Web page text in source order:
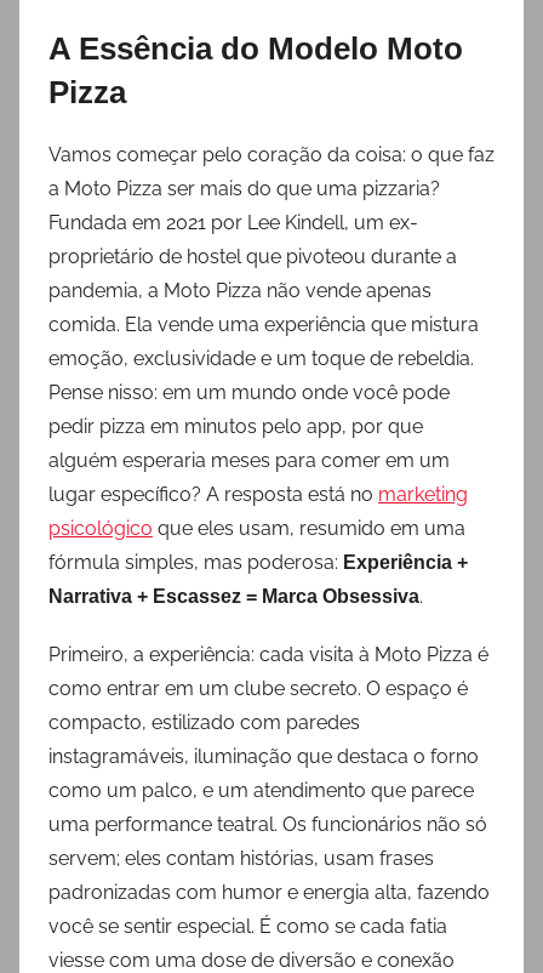
A Essência do Modelo Moto
Pizza
Vamos começar pelo coração da coisa: o que faz
a Moto Pizza ser mais do que uma pizzaria?
Fundada em 2021 por Lee Kindell, um ex-
proprietário de hostel que pivoteou durante a
pandemia, a Moto Pizza não vende apenas
comida. Ela vende uma experiência que mistura
emoção, exclusividade e um toque de rebeldia.
Pense nisso: em um mundo onde você pode
pedir pizza em minutos pelo app, por que
alguém esperaria meses para comer em um
lugar específico? A resposta está no marketing
psicológico que eles usam, resumido em uma
fórmula simples, mas poderosa: Experiência +
Narrativa + Escassez = Marca Obsessiva.
Primeiro, a experiência: cada visita à Moto Pizza é
como entrar em um clube secreto. O espaço é
compacto, estilizado com paredes
instagramáveis, iluminação que destaca o forno
como um palco, e um atendimento que parece
uma performance teatral. Os funcionários não só
servem; eles contam histórias, usam frases
padronizadas com humor e energia alta, fazendo
você se sentir especial. É como se cada fatia
viesse com uma dose de diversão e conexão